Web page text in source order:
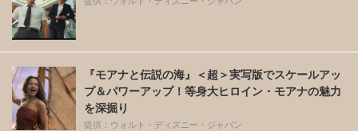
『モアナと伝説の海』＜超＞実写版でスケールアッ
プ＆パワーアップ！等身大ヒロイン・モアナの魅力
を深掘り
提供：ウォルト・ディズニー・ジャパン